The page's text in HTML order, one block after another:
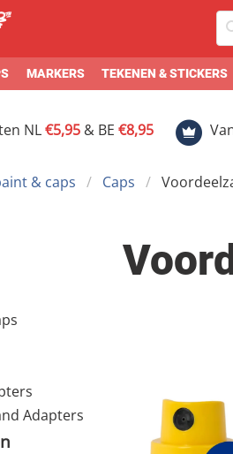
MARKERS TEKENEN & STICKERS
NL€5,95 & BE €8,95
& caps Caps
Adapters